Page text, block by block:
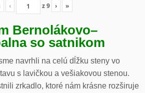
‹ z9 › »
Bernolákovo–
so satnikom
navrhli na celú dĺžku steny vo
s lavičkou a vešiakovou stenou.
zrkadlo, ktoré nám krásne rozširuje